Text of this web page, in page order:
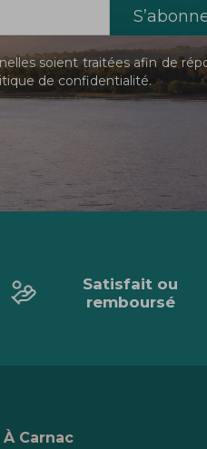
soient traitées afin de
de confidentialité.
Satisfait ou
remboursé
À Carnac